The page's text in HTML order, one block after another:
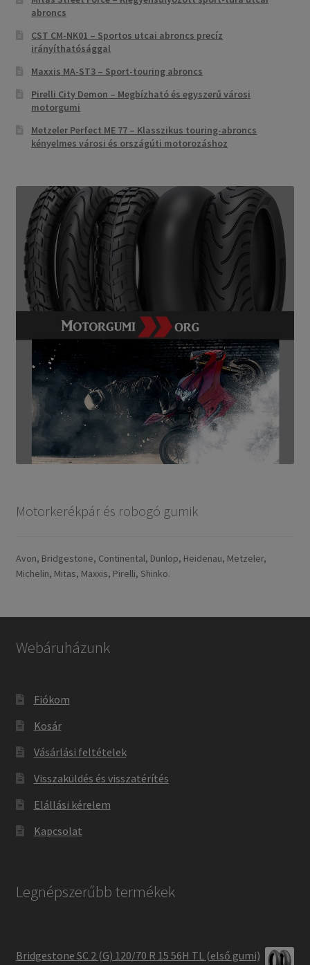
abroncs
CST CM-NK01 – Sportos utcai abroncs precíz
irányíthatósággal
Maxxis MA-ST3 – Sport-touring abroncs
Pirelli City Demon – Megbízható és egyszerű városi
motorgumi
Metzeler Perfect ME 77 – Klasszikus touring-abroncs
kényelmes városi és országúti motorozáshoz
Motorkerékpár és robogó gumik
Avon, Bridgestone, Continental, Dunlop, Heidenau, Metzeler,
Michelin, Mitas, Maxxis, Pirelli, Shinko.
Webáruházunk
Fiókom
Kosár
Vásárlási feltételek
Visszaküldés és visszatérítés
Elállási kérelem
Kapcsolat
Legnépszerűbb termékek
Bridgestone SC 2 (G) 120/70 R 15 56H TL (első gumi)